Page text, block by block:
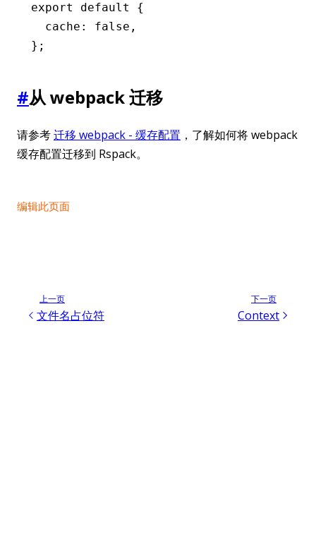
export default
{
  cache
: false ,
};
#从 webpack 迁移
请参考迁移 webpack - 缓存配置 ，了解如何将 webpack
缓存配置迁移到 Rspack。
编辑此页面
上一页
文件名占位符
下一页
Context